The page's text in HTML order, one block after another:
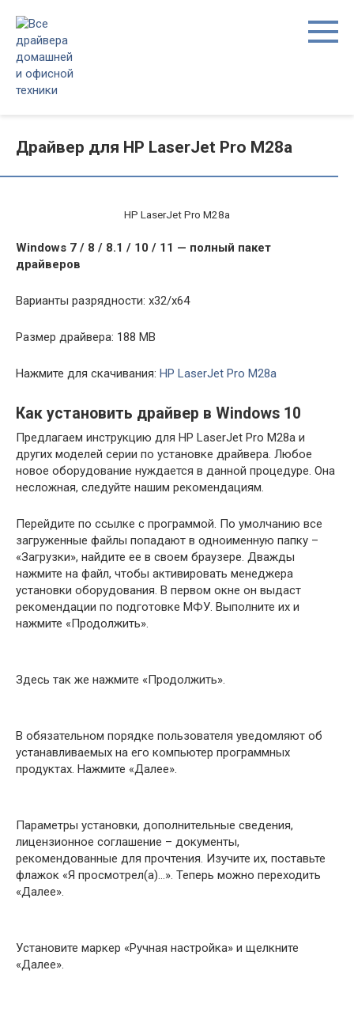
контенту
Драйвер для HP LaserJet Pro M28a
HP LaserJet Pro M28a
Windows 7 / 8 / 8.1 / 10 / 11 — полный пакет
драйверов
Варианты разрядности: x32/x64
Размер драйвера: 188 MB
Нажмите для скачивания: HP LaserJet Pro M28a
Как установить драйвер в Windows 10
Предлагаем инструкцию для HP LaserJet Pro M28a и
других моделей серии по установке драйвера. Любое
новое оборудование нуждается в данной процедуре. Она
несложная, следуйте нашим рекомендациям.
Перейдите по ссылке с программой. По умолчанию все
загруженные файлы попадают в одноименную папку –
«Загрузки», найдите ее в своем браузере. Дважды
нажмите на файл, чтобы активировать менеджера
установки оборудования. В первом окне он выдаст
рекомендации по подготовке МФУ. Выполните их и
нажмите «Продолжить».
Здесь так же нажмите «Продолжить».
В обязательном порядке пользователя уведомляют об
устанавливаемых на его компьютер программных
продуктах. Нажмите «Далее».
Параметры установки, дополнительные сведения,
лицензионное соглашение – документы,
рекомендованные для прочтения. Изучите их, поставьте
флажок «Я просмотрел(а)…». Теперь можно переходить
«Далее».
Установите маркер «Ручная настройка» и щелкните
«Далее».